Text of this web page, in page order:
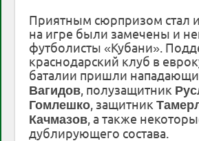
Приятным сюрпризом стал и
на игре были замечены и
футболисты «Кубани».
краснодарский клуб в
баталии пришли
Вагидов , полузащитник
Гомлешко , защитник
Качмазов , а также
дублирующего состава.